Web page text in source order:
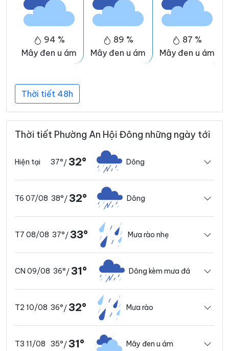
94 %
Mây đen u ám
89 %
Mây đen u ám
87 %
Mây đen u ám
Thời tiết 48h
Thời tiết Phường An Hội Đông những ngày tới
Hiện tại 37°/ 32° Dông
T6 07/08 38°/ 32° Dông
T7 08/08 37°/ 33° Mưa rào nhẹ
CN 09/08 36°/ 31° Dông kèm mưa đá
T2 10/08 36°/ 32° Mưa rào
T3 11/08 35°/ 31° Mây đen u ám